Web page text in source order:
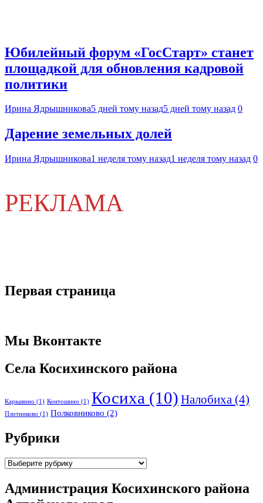
Юбилейный форум «ГосСтарт» станет
площадкой для обновления кадровой
политики
Ирина Ядрышникова5 дней тому назад5 дней тому назад 0
Дарение земельных долей
Ирина Ядрышникова1 неделя тому назад1 неделя тому назад 0
РЕКЛАМА
Первая страница
Мы Вконтакте
Села Косихинского района
Каркавино (1) Контошино (1) Косиха (10) Налобиха (4)
Плотниково (1) Полковниково (2)
Рубрики
Рубрики
Администрация Косихинского района